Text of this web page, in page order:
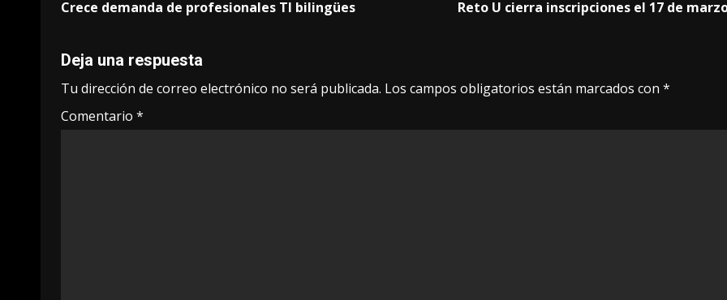
Crece demanda de profesionales TI bilingües
Reto U cierra inscripciones el 17 de
Deja una respuesta
Tu dirección de correo electrónico no será publicada. Los campos obligatorios están marcados con *
Comentario *